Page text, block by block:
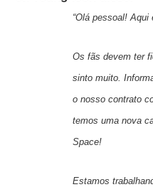
“Olá pessoal! Aqui
Os fãs devem ter
sinto muito.
o nosso contrato
temos uma nova
Space!
Estamos